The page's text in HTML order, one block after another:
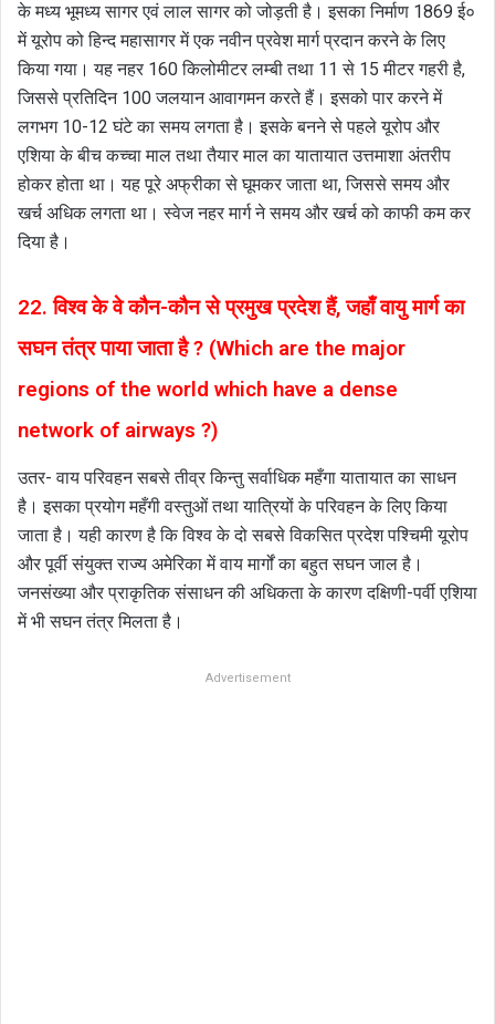
के मध्य भूमध्य सागर एवं लाल सागर को जोड़ती है। इसका निर्माण 1869 ई०
में यूरोप को हिन्द महासागर में एक नवीन प्रवेश मार्ग प्रदान करने के लिए
किया गया। यह नहर 160 किलोमीटर लम्बी तथा 11 से 15 मीटर गहरी है,
जिससे प्रतिदिन 100 जलयान आवागमन करते हैं। इसको पार करने में
लगभग 10-12 घंटे का समय लगता है। इसके बनने से पहले यूरोप और
एशिया के बीच कच्चा माल तथा तैयार माल का यातायात उत्तमाशा अंतरीप
होकर होता था। यह पूरे अफ्रीका से घूमकर जाता था, जिससे समय और
खर्च अधिक लगता था। स्वेज नहर मार्ग ने समय और खर्च को काफी कम कर
दिया है।
22. विश्व के वे कौन-कौन से प्रमुख प्रदेश हैं, जहाँ वायु मार्ग का
सघन तंत्र पाया जाता है ? (Which are the major
regions of the world which have a dense
network of airways ?)
उतर- वाय परिवहन सबसे तीव्र किन्तु सर्वाधिक महँगा यातायात का साधन
है। इसका प्रयोग महँगी वस्तुओं तथा यात्रियों के परिवहन के लिए किया
जाता है। यही कारण है कि विश्व के दो सबसे विकसित प्रदेश पश्चिमी यूरोप
और पूर्वी संयुक्त राज्य अमेरिका में वाय मार्गों का बहुत सघन जाल है।
जनसंख्या और प्राकृतिक संसाधन की अधिकता के कारण दक्षिणी-पर्वी एशिया
में भी सघन तंत्र मिलता है।
Advertisement